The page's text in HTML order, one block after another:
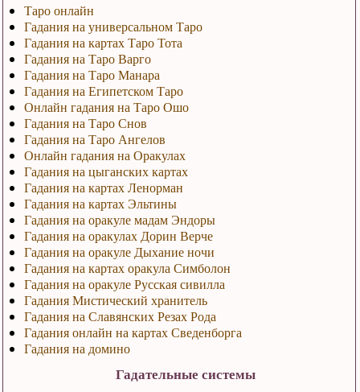
Таро онлайн
Гадания на универсальном Таро
Гадания на картах Таро Тота
Гадания на Таро Варго
Гадания на Таро Манара
Гадания на Египетском Таро
Онлайн гадания на Таро Ошо
Гадания на Таро Снов
Гадания на Таро Ангелов
Онлайн гадания на Оракулах
Гадания на цыганских картах
Гадания на картах Ленорман
Гадания на картах Эльтины
Гадания на оракуле мадам Эндоры
Гадания на оракулах Дорин Верче
Гадания на оракуле Дыхание ночи
Гадания на картах оракула Симболон
Гадания на оракуле Русская сивилла
Гадания Мистический хранитель
Гадания на Славянских Резах Рода
Гадания онлайн на картах Сведенборга
Гадания на домино
Гадательные системы